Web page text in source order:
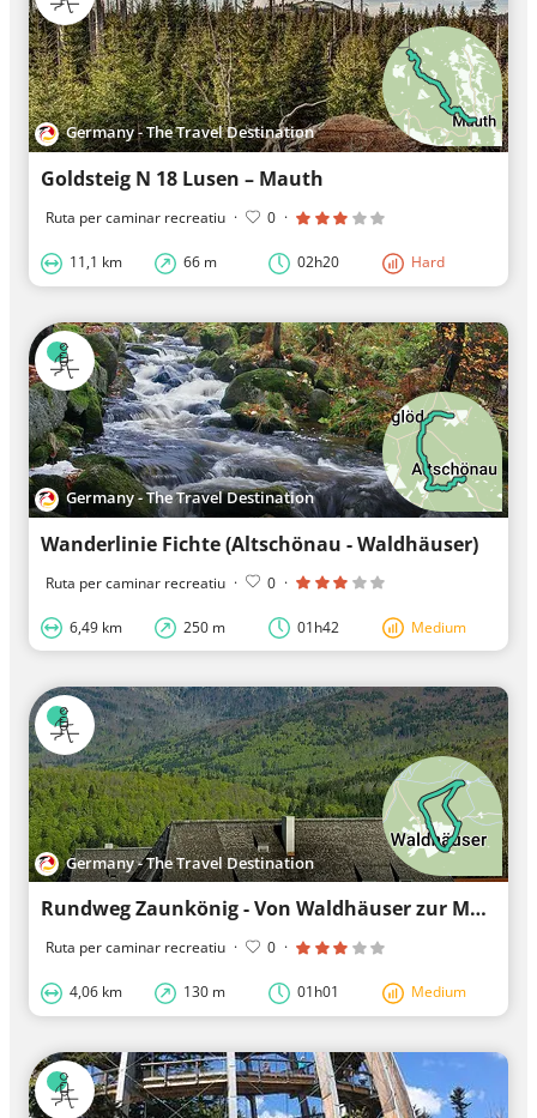
Germany - The Travel Destination
Goldsteig N 18 Lusen – Mauth
Ruta per caminar recreatiu · 0 ·
11,1 km 66 m 02h20 Hard
Germany - The Travel Destination
Wanderlinie Fichte (Altschönau - Waldhäuser)
Ruta per caminar recreatiu · 0 ·
6,49 km 250 m 01h42 Medium
Germany - The Travel Destination
Rundweg Zaunkönig - Von Waldhäuser zur Martinsklause
Ruta per caminar recreatiu · 0 ·
4,06 km 130 m 01h01 Medium